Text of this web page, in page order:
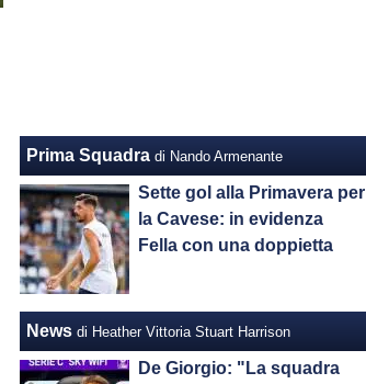
Prima Squadra di Nando Armenante
Sette gol alla Primavera per
la Cavese: in evidenza
Fella con una doppietta
News di Heather Vittoria Stuart Harrison
De Giorgio: "La squadra